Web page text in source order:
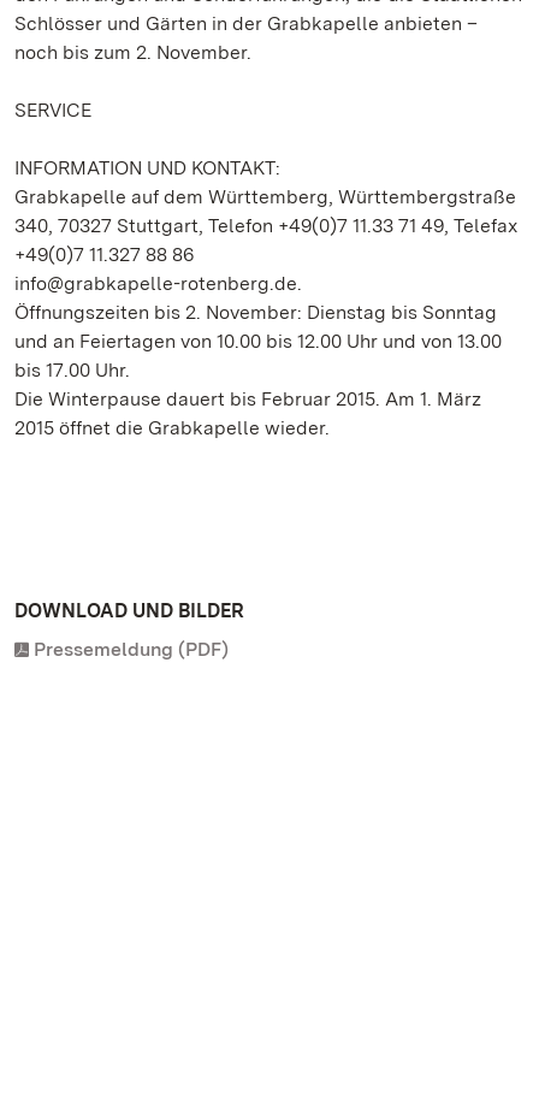
Schlösser und Gärten in der Grabkapelle anbieten –
noch bis zum 2. November.
SERVICE
INFORMATION UND KONTAKT:
Grabkapelle auf dem Württemberg, Württembergstraße
340, 70327 Stuttgart, Telefon +49(0)7 11.33 71 49, Telefax
+49(0)7 11.327 88 86
info@grabkapelle-rotenberg.de.
Öffnungszeiten bis 2. November: Dienstag bis Sonntag
und an Feiertagen von 10.00 bis 12.00 Uhr und von 13.00
bis 17.00 Uhr.
Die Winterpause dauert bis Februar 2015. Am 1. März
2015 öffnet die Grabkapelle wieder.
DOWNLOAD UND BILDER
Pressemeldung (PDF)